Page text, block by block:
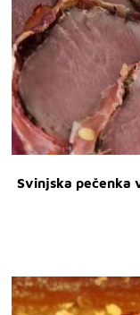
Svinjska pečenka